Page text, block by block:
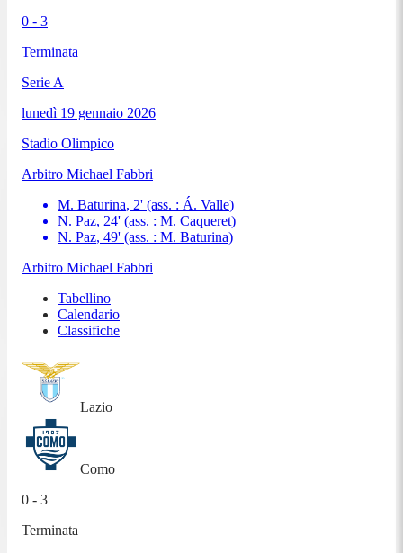
0 - 3
Terminata
Serie A
lunedì 19 gennaio 2026
Stadio Olimpico
Arbitro Michael Fabbri
M. Baturina, 2' (ass. : Á. Valle)
N. Paz, 24' (ass. : M. Caqueret)
N. Paz, 49' (ass. : M. Baturina)
Arbitro Michael Fabbri
Tabellino
Calendario
Classifiche
Lazio
Como
0 - 3
Terminata